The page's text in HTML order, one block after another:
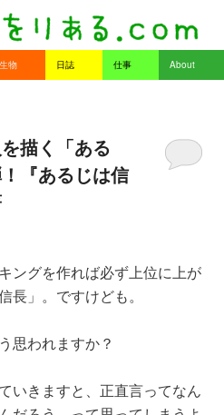
生物 日誌 仕事 About
描く「ある
『あるじは信
ングを作れば必ず上位に上が
長」。ですけども。
思われますか？
いきますと、正直言ってなん